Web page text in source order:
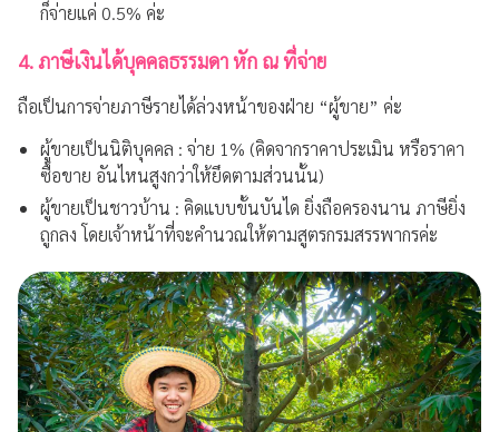
ก็จ่ายแค่ 0.5% ค่ะ
4. ภาษีเงินได้บุคคลธรรมดา หัก ณ ที่จ่าย
ถือเป็นการจ่ายภาษีรายได้ล่วงหน้าของฝ่าย “ผู้ขาย” ค่ะ
ผู้ขายเป็นนิติบุคคล : จ่าย 1% (คิดจากราคาประเมิน หรือราคา
ซื้อขาย อันไหนสูงกว่าให้ยึดตามส่วนนั้น)
ผู้ขายเป็นชาวบ้าน : คิดแบบขั้นบันได ยิ่งถือครองนาน ภาษียิ่ง
ถูกลง โดยเจ้าหน้าที่จะคำนวณให้ตามสูตรกรมสรรพากรค่ะ